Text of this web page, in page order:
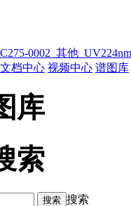
C275-0002_其他
文档中心 视频中心 谱图库
库
索
搜索